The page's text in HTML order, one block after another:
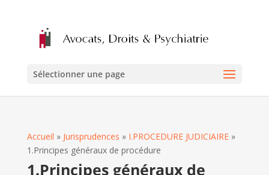
Sélectionner une page
Accueil » Jurisprudences » I.PROCEDURE JUDICIAIRE»
1.Principes généraux de procédure
1.Principes généraux de